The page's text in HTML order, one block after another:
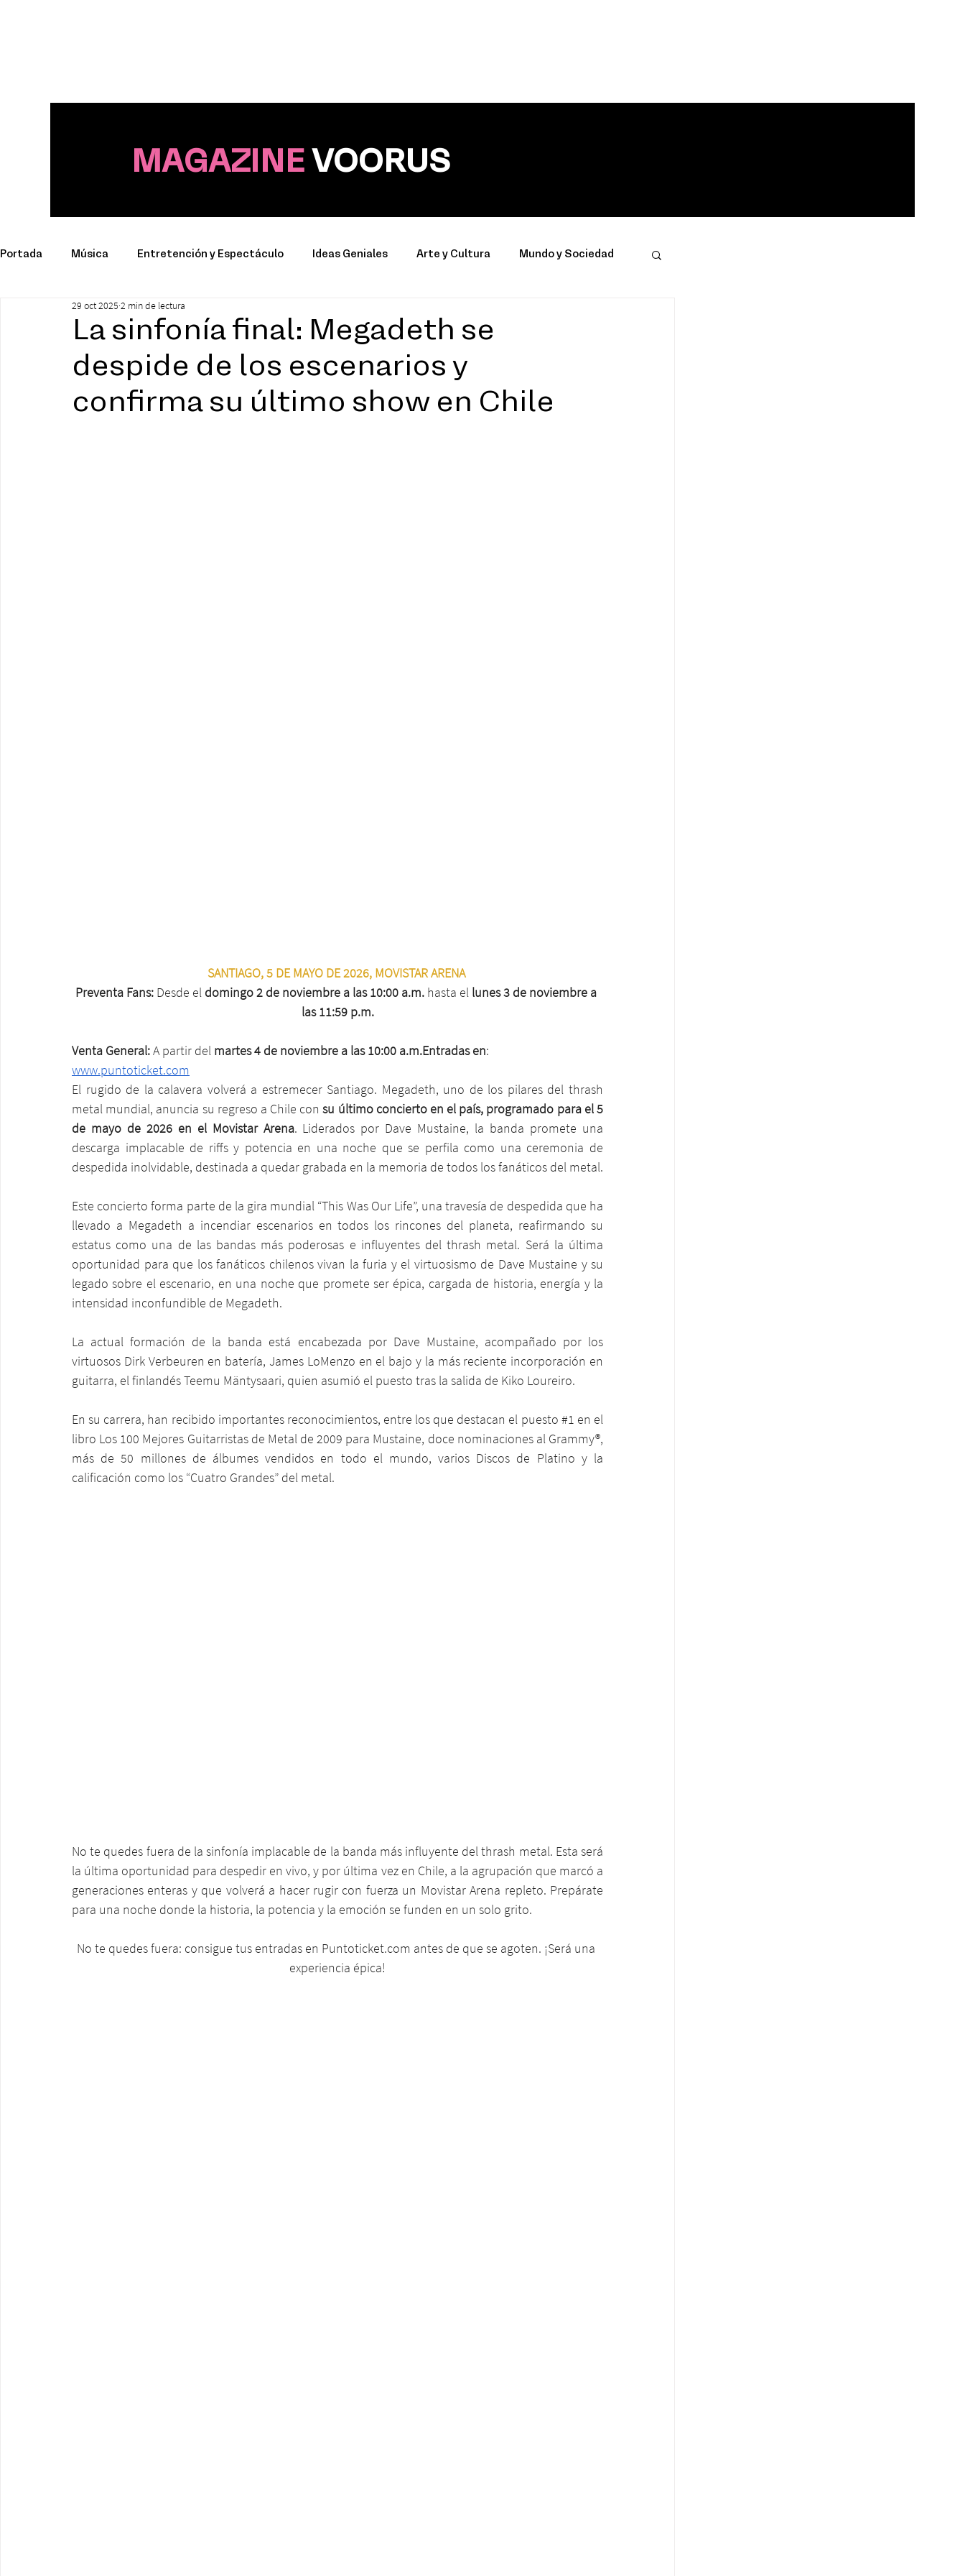
MAGAZINE VOORUS
Portada Música Entretención y Espectáculo Ideas Geniales Arte y Cultura Mundo y Sociedad
Productos y Marcas
La sinfonía final: Megadeth se
despide de los escenarios y
confirma su último show en Chile
29 oct 2025 2 min de lectura
SANTIAGO, 5 DE MAYO DE 2026, MOVISTAR ARENA
Preventa Fans: Desde el domingo 2 de noviembre a las 10:00 a.m. hasta el lunes 3 de noviembre a
las 11:59 p.m.
Venta General: A partir del martes 4 de noviembre a las 10:00 a.m.Entradas en:
www.puntoticket.com
El rugido de la calavera volverá a estremecer Santiago. Megadeth, uno de los pilares del thrash
metal mundial, anuncia su regreso a Chile con su último concierto en el país, programado para el 5
de mayo de 2026 en el Movistar Arena. Liderados por Dave Mustaine, la banda promete una
descarga implacable de riffs y potencia en una noche que se perfila como una ceremonia de
despedida inolvidable, destinada a quedar grabada en la memoria de todos los fanáticos del metal.
Este concierto forma parte de la gira mundial “This Was Our Life”, una travesía de despedida que ha
llevado a Megadeth a incendiar escenarios en todos los rincones del planeta, reafirmando su
estatus como una de las bandas más poderosas e influyentes del thrash metal. Será la última
oportunidad para que los fanáticos chilenos vivan la furia y el virtuosismo de Dave Mustaine y su
legado sobre el escenario, en una noche que promete ser épica, cargada de historia, energía y la
intensidad inconfundible de Megadeth.
La actual formación de la banda está encabezada por Dave Mustaine, acompañado por los
virtuosos Dirk Verbeuren en batería, James LoMenzo en el bajo y la más reciente incorporación en
guitarra, el finlandés Teemu Mäntysaari, quien asumió el puesto tras la salida de Kiko Loureiro.
En su carrera, han recibido importantes reconocimientos, entre los que destacan el puesto #1 en el
libro Los 100 Mejores Guitarristas de Metal de 2009 para Mustaine, doce nominaciones al Grammy®,
más de 50 millones de álbumes vendidos en todo el mundo, varios Discos de Platino y la
calificación como los “Cuatro Grandes” del metal.
No te quedes fuera de la sinfonía implacable de la banda más influyente del thrash metal. Esta será
la última oportunidad para despedir en vivo, y por última vez en Chile, a la agrupación que marcó a
generaciones enteras y que volverá a hacer rugir con fuerza un Movistar Arena repleto. Prepárate
para una noche donde la historia, la potencia y la emoción se funden en un solo grito.
No te quedes fuera: consigue tus entradas en Puntoticket.com antes de que se agoten. ¡Será una
experiencia épica!